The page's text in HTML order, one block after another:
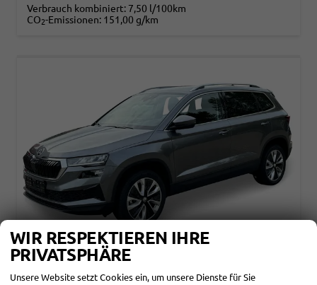
Verbrauch kombiniert: 7,50 l/100km
CO2-Emissionen: 151,00 g/km
WIR RESPEKTIEREN IHRE
PRIVATSPHÄRE
Unsere Website setzt Cookies ein, um unsere Dienste für Sie